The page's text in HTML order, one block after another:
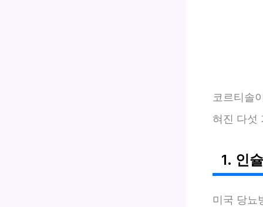
코르티솔
혀진 다섯
1. 인
미국 당뇨